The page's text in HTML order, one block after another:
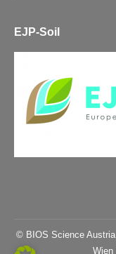
EJP-Soil
© BIOS Science Austria
Wien